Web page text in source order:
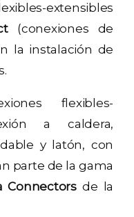
extensibles
(conexiones de
la instalación de
flexibles-
a caldera,
y latón, con
parte de la gama
Connectorsde la